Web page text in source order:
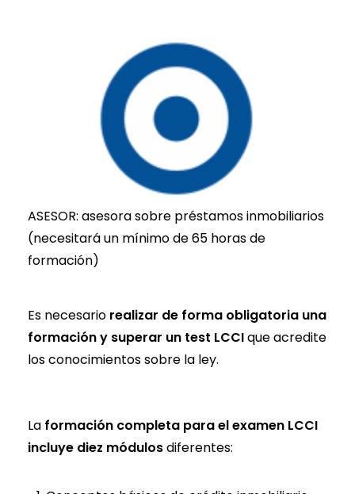
ASESOR: asesora sobre préstamos inmobiliarios
(necesitará un mínimo de 65 horas de
formación)
Es necesario realizar de forma obligatoria una
formación y superar un test LCCIque acredite
los conocimientos sobre la ley.
La formación completa para el examen LCCI
incluye diez módulosdiferentes: